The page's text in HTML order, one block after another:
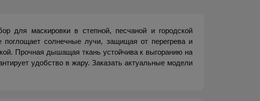
для маскировки в степной, песчаной и городской
солнечные лучи, защищая от перегрева и
Прочная дышащая ткань устойчива к выгоранию на
удобство в жару. Заказать актуальные модели